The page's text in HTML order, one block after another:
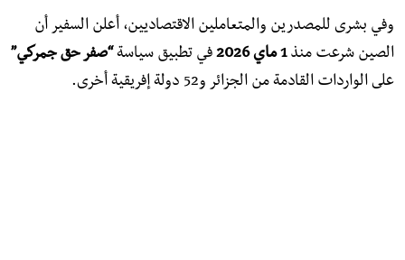
​وفي بشرى للمصدرين والمتعاملين الاقتصاديين، أعلن السفير أن
الصين شرعت منذ1 ماي 2026 في تطبيق سياسة“صفر حق جمركي”
على الواردات القادمة من الجزائر و52 دولة إفريقية أخرى.